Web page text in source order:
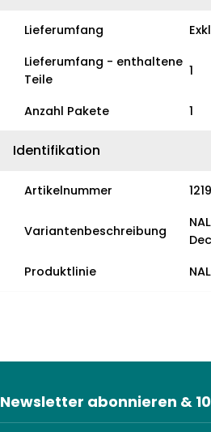
Lieferumfang
Lieferumfang - enthaltene
Teile
1
Anzahl Pakete 1
Identifikation
Artikelnummer
Variantenbeschreibung
Produktlinie
Newsletter abonnieren &